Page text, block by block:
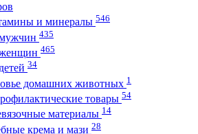
и минералы 546
435
465
34
домашних животных 1
товары 54
материалы 14
крема и мази 28